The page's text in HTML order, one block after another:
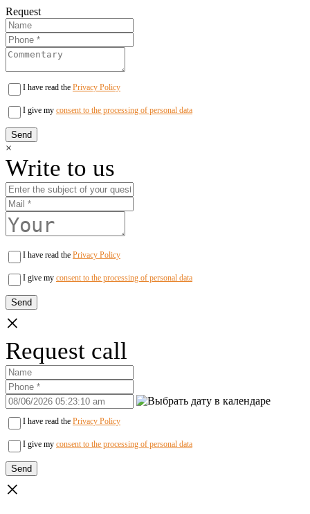
Request
I have read the Privacy Policy
I give my consent to the processing of personal data
×
Write to us
I have read the Privacy Policy
I give my consent to the processing of personal data
×
Request call
I have read the Privacy Policy
I give my consent to the processing of personal data
×